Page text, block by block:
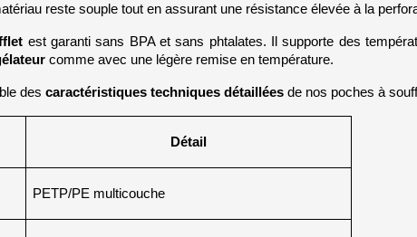
reste souple tout en assurant une résistance élevée à la
est garanti sans BPA et sans phtalates. Il supporte des
comme avec une légère remise en température.
des caractéristiques techniques détaillées de nos poches à
Détail
PETP/PE multicouche